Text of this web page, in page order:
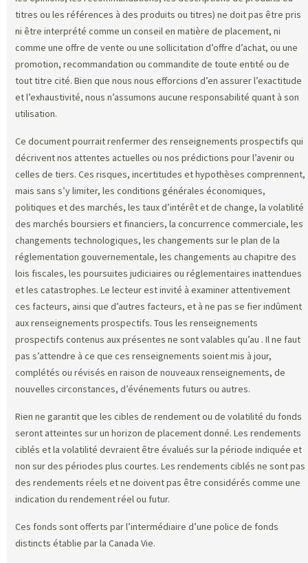
titres ou les références à des produits ou titres) ne doit pas être pris
ni être interprété comme un conseil en matière de placement, ni
comme une offre de vente ou une sollicitation d’offre d’achat, ou une
promotion, recommandation ou commandite de toute entité ou de
tout titre cité. Bien que nous nous efforcions d’en assurer l’exactitude
et l’exhaustivité, nous n’assumons aucune responsabilité quant à son
utilisation.
Ce document pourrait renfermer des renseignements prospectifs qui
décrivent nos attentes actuelles ou nos prédictions pour l’avenir ou
celles de tiers. Ces risques, incertitudes et hypothèses comprennent,
mais sans s’y limiter, les conditions générales économiques,
politiques et des marchés, les taux d’intérêt et de change, la volatilité
des marchés boursiers et financiers, la concurrence commerciale, les
changements technologiques, les changements sur le plan de la
réglementation gouvernementale, les changements au chapitre des
lois fiscales, les poursuites judiciaires ou réglementaires inattendues
et les catastrophes. Le lecteur est invité à examiner attentivement
ces facteurs, ainsi que d’autres facteurs, et à ne pas se fier indûment
aux renseignements prospectifs. Tous les renseignements
prospectifs contenus aux présentes ne sont valables qu’au . Il ne faut
pas s’attendre à ce que ces renseignements soient mis à jour,
complétés ou révisés en raison de nouveaux renseignements, de
nouvelles circonstances, d’événements futurs ou autres.
Rien ne garantit que les cibles de rendement ou de volatilité du fonds
seront atteintes sur un horizon de placement donné. Les rendements
ciblés et la volatilité devraient être évalués sur la période indiquée et
non sur des périodes plus courtes. Les rendements ciblés ne sont pas
des rendements réels et ne doivent pas être considérés comme une
indication du rendement réel ou futur.
Ces fonds sont offerts par l’intermédiaire d’une police de fonds
distincts établie par la Canada Vie.